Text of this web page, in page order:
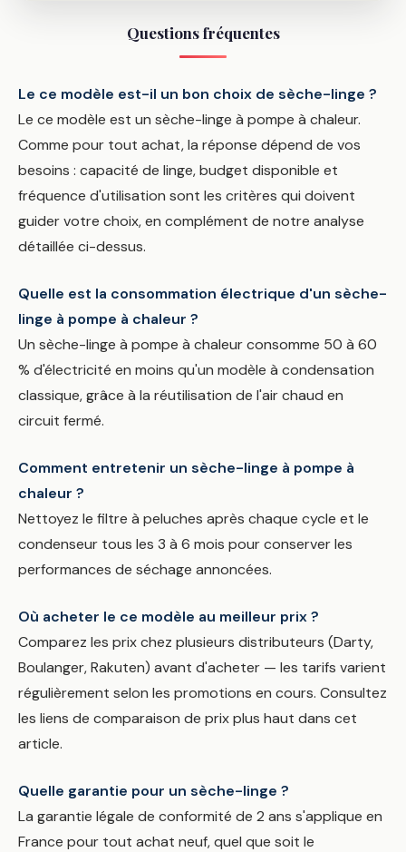
Questions fréquentes
Le ce modèle est-il un bon choix de sèche-linge ?
Le ce modèle est un sèche-linge à pompe à chaleur.
Comme pour tout achat, la réponse dépend de vos
besoins : capacité de linge, budget disponible et
fréquence d'utilisation sont les critères qui doivent
guider votre choix, en complément de notre analyse
détaillée ci-dessus.
Quelle est la consommation électrique d'un sèche-
linge à pompe à chaleur ?
Un sèche-linge à pompe à chaleur consomme 50 à 60
% d'électricité en moins qu'un modèle à condensation
classique, grâce à la réutilisation de l'air chaud en
circuit fermé.
Comment entretenir un sèche-linge à pompe à
chaleur ?
Nettoyez le filtre à peluches après chaque cycle et le
condenseur tous les 3 à 6 mois pour conserver les
performances de séchage annoncées.
Où acheter le ce modèle au meilleur prix ?
Comparez les prix chez plusieurs distributeurs (Darty,
Boulanger, Rakuten) avant d'acheter — les tarifs varient
régulièrement selon les promotions en cours. Consultez
les liens de comparaison de prix plus haut dans cet
article.
Quelle garantie pour un sèche-linge ?
La garantie légale de conformité de 2 ans s'applique en
France pour tout achat neuf, quel que soit le